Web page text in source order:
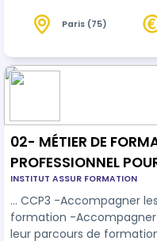
de vos difficultés et de
habitudes, nos coachs
expérience dans la
Paris (75)
02- MÉTIER DE
PROFESSIONNEL
INSTITUT ASSUR FORMATION
… CCP3 -Accompagner
formation -
leur parcours de